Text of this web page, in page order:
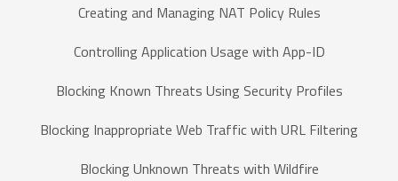
Creating and Managing NAT Policy Rules
Controlling Application Usage with App-ID
Blocking Known Threats Using Security Profiles
Blocking Inappropriate Web Traffic with URL Filtering
Blocking Unknown Threats with Wildfire